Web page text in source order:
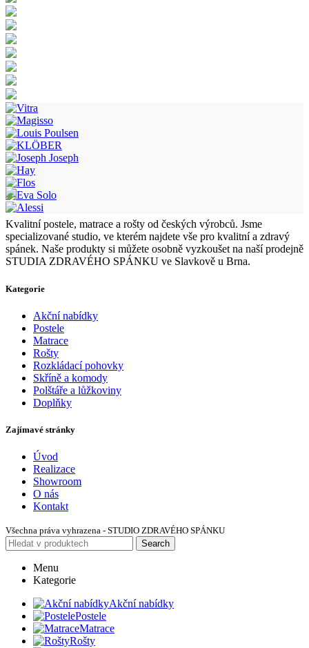
Kvalitní postele, matrace a rošty od českých výrobců. Jsme
specializované studio, ve kterém najdete vše pro kvalitní a zdravý
spánek. Naše produkty si můžete osobně vyzkoušet na naší prodejně
STUDIA ZDRAVÉHO SPÁNKU ve Slavkově u Brna.
Kategorie
Akční nabídky
Postele
Matrace
Rošty
Rozkládací pohovky
Skříně a komody
Polštáře a lůžkoviny
Doplňky
Zajímavé stránky
Úvod
Realizace
Showroom
O nás
Kontakt
Všechna práva vyhrazena - STUDIO ZDRAVÉHO SPÁNKU
Search
Menu
Kategorie
Akční nabídky
Postele
Matrace
Rošty